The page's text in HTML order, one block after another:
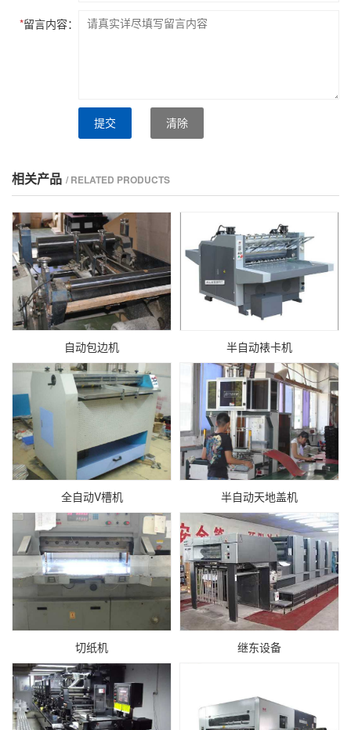
*留言内容：
提交 清除
相关产品 / RELATED PRODUCTS
自动包边机 半自动裱卡机
全自动V槽机 半自动天地盖机
切纸机 继东设备